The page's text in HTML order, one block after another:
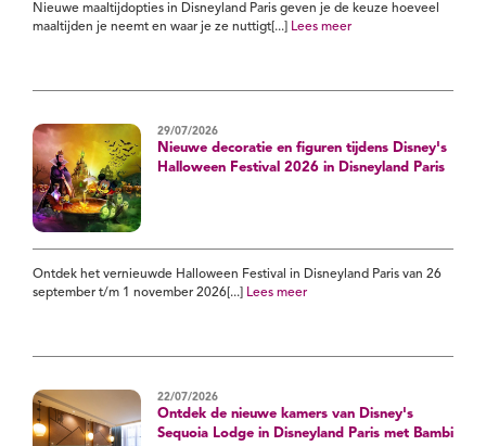
Nieuwe maaltijdopties in Disneyland Paris geven je de keuze hoeveel
maaltijden je neemt en waar je ze nuttigt[...]
Lees meer
29/07/2026
Nieuwe decoratie en figuren tijdens Disney's
Halloween Festival 2026 in Disneyland Paris
Ontdek het vernieuwde Halloween Festival in Disneyland Paris van 26
september t/m 1 november 2026[...]
Lees meer
22/07/2026
Ontdek de nieuwe kamers van Disney's
Sequoia Lodge in Disneyland Paris met Bambi